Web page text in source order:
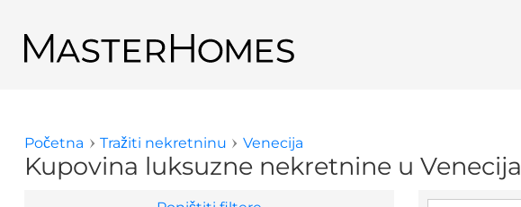
Natrag do rezultata potražnje
Vi ste ovdje
Početna Tražiti nekretninu Venecija
Kupovina luksuzne nekretnine u Venecija